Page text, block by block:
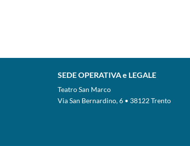
SEDE OPERATIVA e LEGALE
Teatro San Marco
Via San Bernardino, 6 • 38122 Trento